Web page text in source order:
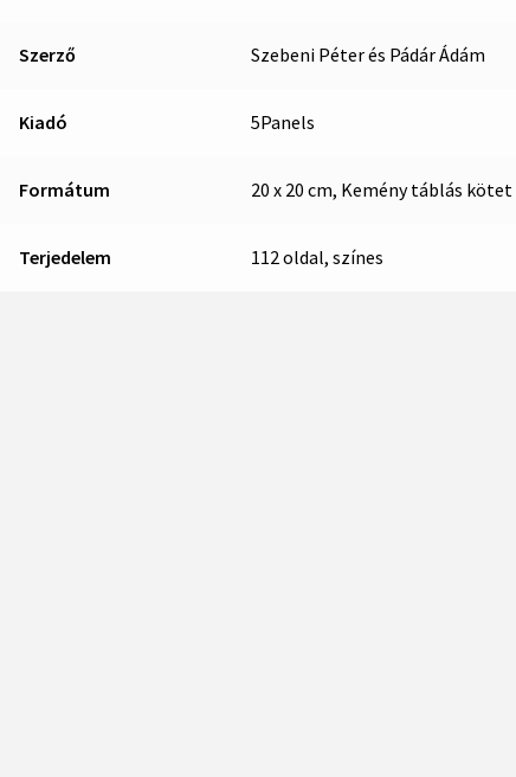
Szerző Szebeni Péter és Pádár Ádám
Kiadó 5Panels
Formátum 20 x 20 cm, Kemény táblás kötet
Terjedelem 112 oldal, színes